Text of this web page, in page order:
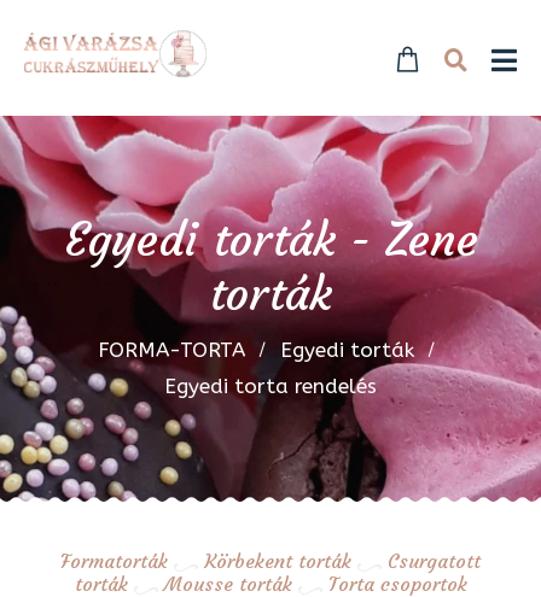
Egyedi torták - Zene
torták
FORMA-TORTA
Egyedi torták
Egyedi torta rendelés
Formatorták Körbekent torták
Csurgatott
torták
Mousse torták Torta csoportok